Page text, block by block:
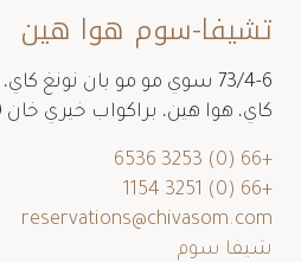
تشيفا-سوم هوا هين
73/4-6 سوي مو مو بان نونغ
كاي، هوا هين، براكواب خيري خان 77110 تايلاند
+66 (0) 3253 6536
+66 (0) 3251 1154
reservations@chivasom.com
شيفا سوم